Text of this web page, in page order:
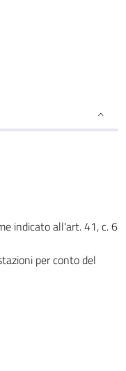
indicato all'art. 41, c. 6
per conto del